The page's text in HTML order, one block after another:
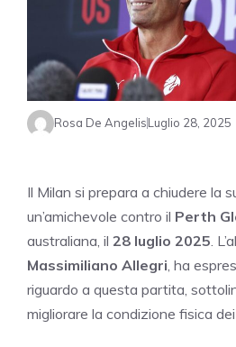
Rosa De AngelisLuglio 28, 2025
Il Milan si prepara a chiudere la
un’amichevole contro il Perth
australiana, il 28 luglio 2025 .
Massimiliano Allegri , ha
riguardo a questa partita,
migliorare la condizione fisica